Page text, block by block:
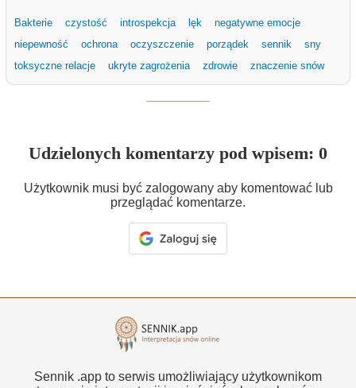
Bakterie czystość introspekcja lęk
negatywne emocje
niepewność
ochrona oczyszczenie porządek sennik
sny
toksyczne relacje
ukryte zagrożenia zdrowie znaczenie snów
Udzielonych komentarzy pod wpisem: 0
Użytkownik musi być zalogowany aby komentować lub
przeglądać komentarze.
Sennik .app to serwis umożliwiający użytkownikom